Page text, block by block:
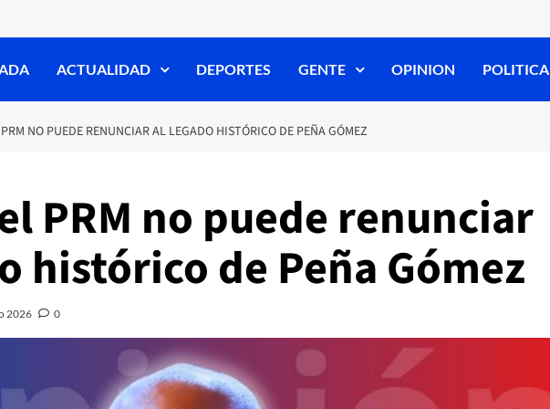
ACTUALIDAD DEPORTES GENTE OPINION POLITICA
NO PUEDE RENUNCIAR AL LEGADO HISTÓRICO DE PEÑA GÓMEZ
PRM no puede renunciar
histórico de Peña Gómez
2026 0